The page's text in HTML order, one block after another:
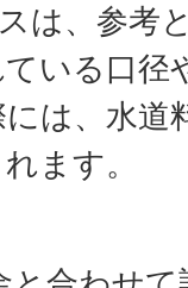
は、参考
いる口径
は、水道
ます。